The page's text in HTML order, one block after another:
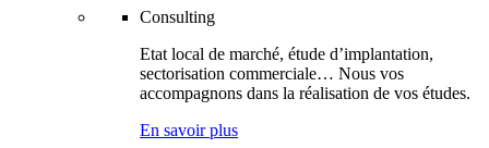
Consulting
Etat local de marché, étude d’implantation,
sectorisation commerciale… Nous vos
accompagnons dans la réalisation de vos études.
En savoir plus